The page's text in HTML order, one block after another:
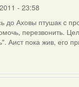
- 23:58
до Аховы птушак с
перезвонить.
Аист пока жив, его